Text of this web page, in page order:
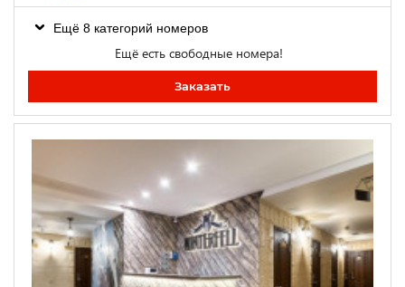
Ещё 8 категорий номеров
Ещё есть свободные номера!
Заказать